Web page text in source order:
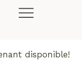
de rabais.
disponible!